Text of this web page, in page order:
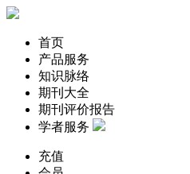
首页
产品服务
知识脉络
期刊大全
期刊评价报告
学者服务
充值